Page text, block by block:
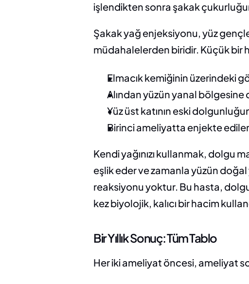
işlendikten sonra şakak
Şakak yağ enjeksiyonu, yüz
müdahalelerden biridir. Küçük bir
Elmacık kemiğinin üzerindeki
Alından yüzün yanal
Yüz üst katının eski
Birinci ameliyatta enjekte
Kendi yağınızı kullanmak, dolgu
eşlik eder ve zamanla yüzün
reaksiyonu yoktur. Bu hasta, dolgu
kez biyolojik, kalıcı bir hacim
Bir Yıllık Sonuç: Tüm Tablo
Her iki ameliyat öncesi, ameliyat